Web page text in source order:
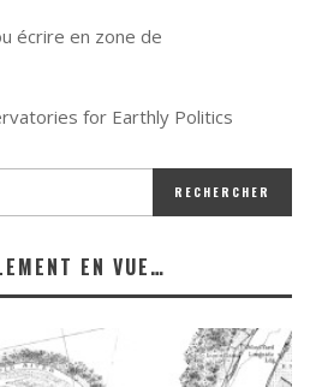
écrire en zone de
for Earthly Politics
EN VUE…